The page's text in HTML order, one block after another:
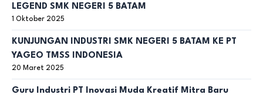
LEGEND SMK NEGERI 5 BATAM
1 Oktober 2025
KUNJUNGAN INDUSTRI SMK NEGERI 5 BATAM KE PT
YAGEO TMSS INDONESIA
20 Maret 2025
Guru Industri PT Inovasi Muda Kreatif Mitra Baru